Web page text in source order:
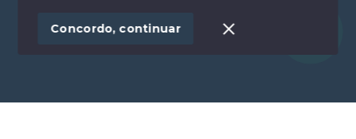
SITE PARA IMOBILIARIA
Concordo, continuar